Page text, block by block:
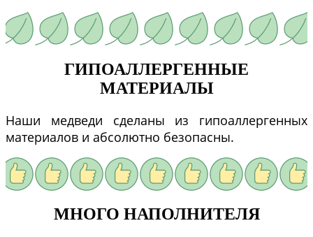
ГИПОАЛЛЕРГЕННЫЕ
МАТЕРИАЛЫ
Наши медведи сделаны из гипоаллергенных
материалов и абсолютно безопасны.
МНОГО НАПОЛНИТЕЛЯ